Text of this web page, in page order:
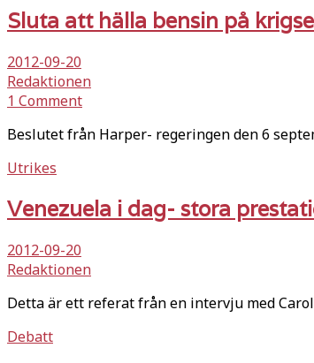
Sluta att hälla bensin på
2012-09-20
Redaktionen
1 Comment
Beslutet från Harper- regeringen den 6
Utrikes
Venezuela i dag- stora
2012-09-20
Redaktionen
Detta är ett referat från en intervju med
Debatt